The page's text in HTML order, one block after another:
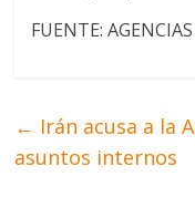
FUENTE:
← Irán acusa a la
asuntos internos